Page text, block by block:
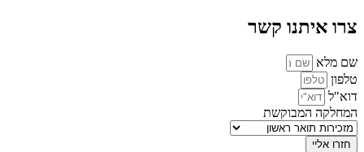
צרו איתנו קשר
שם מלא
טלפון
דוא"ל
המחלקה המבוקשת
חזרו אליי